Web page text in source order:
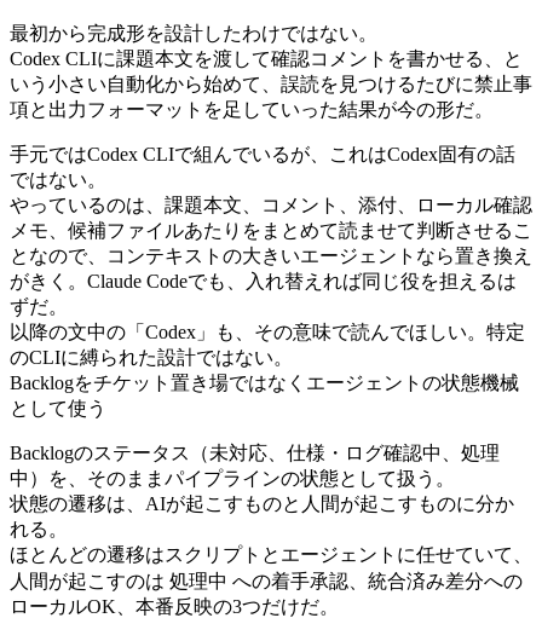
最初から完成形を設計したわけではない。
Codex CLIに課題本文を渡して確認コメントを書かせる、と
いう小さい自動化から始めて、誤読を見つけるたびに禁止事
項と出力フォーマットを足していった結果が今の形だ。
手元ではCodex CLIで組んでいるが、これはCodex固有の話
ではない。
やっているのは、課題本文、コメント、添付、ローカル確認
メモ、候補ファイルあたりをまとめて読ませて判断させるこ
となので、コンテキストの大きいエージェントなら置き換え
がきく。Claude Codeでも、入れ替えれば同じ役を担えるは
ずだ。
以降の文中の「Codex」も、その意味で読んでほしい。特定
のCLIに縛られた設計ではない。
Backlogをチケット置き場ではなくエージェントの状態機械
として使う
Backlogのステータス（未対応、仕様・ログ確認中、処理
中）を、そのままパイプラインの状態として扱う。
状態の遷移は、AIが起こすものと人間が起こすものに分か
れる。
ほとんどの遷移はスクリプトとエージェントに任せていて、
人間が起こすのは 処理中 への着手承認、統合済み差分への
ローカルOK、本番反映の3つだけだ。